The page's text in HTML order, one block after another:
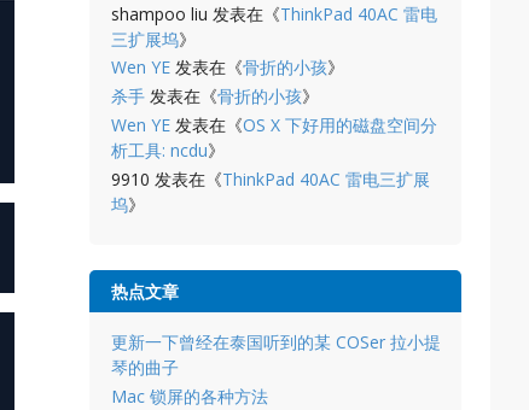
shampoo liu 发表在《ThinkPad 40AC 雷电
三扩展坞》
Wen YE发表在《骨折的小孩》
杀手发表在《骨折的小孩》
Wen YE发表在《OS X 下好用的磁盘空间分
析工具: ncdu》
9910 发表在《ThinkPad 40AC 雷电三扩展
坞》
热点文章
更新一下曾经在泰国听到的某 COSer 拉小提
琴的曲子
Mac 锁屏的各种方法